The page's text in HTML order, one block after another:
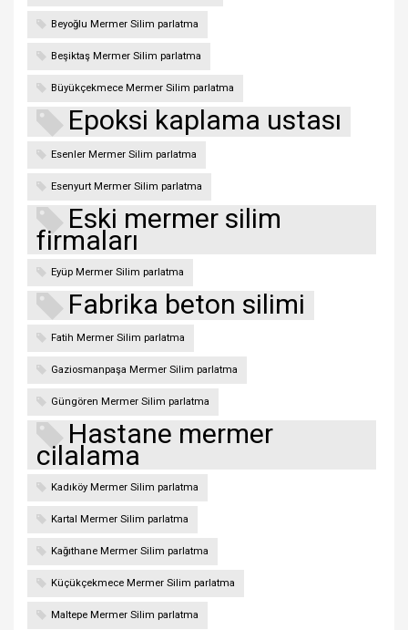
Beyoğlu Mermer Silim parlatma
Beşiktaş Mermer Silim parlatma
Büyükçekmece Mermer Silim parlatma
Epoksi kaplama ustası
Esenler Mermer Silim parlatma
Esenyurt Mermer Silim parlatma
Eski mermer silim
firmaları
Eyüp Mermer Silim parlatma
Fabrika beton silimi
Fatih Mermer Silim parlatma
Gaziosmanpaşa Mermer Silim parlatma
Güngören Mermer Silim parlatma
Hastane mermer
cilalama
Kadıköy Mermer Silim parlatma
Kartal Mermer Silim parlatma
Kağıthane Mermer Silim parlatma
Küçükçekmece Mermer Silim parlatma
Maltepe Mermer Silim parlatma